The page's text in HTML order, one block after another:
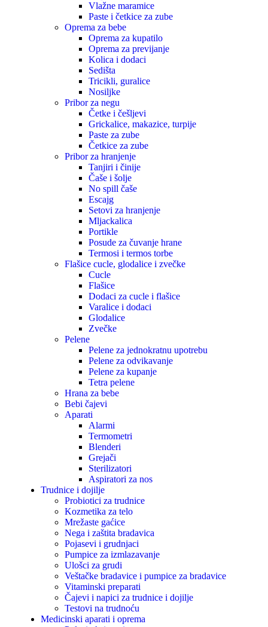
Vlažne maramice
Paste i četkice za zube
Oprema za bebe
Oprema za kupatilo
Oprema za previjanje
Kolica i dodaci
Sedišta
Tricikli, guralice
Nosiljke
Pribor za negu
Četke i češljevi
Grickalice, makazice, turpije
Paste za zube
Četkice za zube
Pribor za hranjenje
Tanjiri i činije
Čaše i šolje
No spill čaše
Escajg
Setovi za hranjenje
Mljackalica
Portikle
Posude za čuvanje hrane
Termosi i termos torbe
Flašice cucle, glodalice i zvečke
Cucle
Flašice
Dodaci za cucle i flašice
Varalice i dodaci
Glodalice
Zvečke
Pelene
Pelene za jednokratnu upotrebu
Pelene za odvikavanje
Pelene za kupanje
Tetra pelene
Hrana za bebe
Bebi čajevi
Aparati
Alarmi
Termometri
Blenderi
Grejači
Sterilizatori
Aspiratori za nos
Trudnice i dojilje
Probiotici za trudnice
Kozmetika za telo
Mrežaste gaćice
Nega i zaštita bradavica
Pojasevi i grudnjaci
Pumpice za izmlazavanje
Ulošci za grudi
Veštačke bradavice i pumpice za bradavice
Vitaminski preparati
Čajevi i napici za trudnice i dojilje
Testovi na trudnoću
Medicinski aparati i oprema